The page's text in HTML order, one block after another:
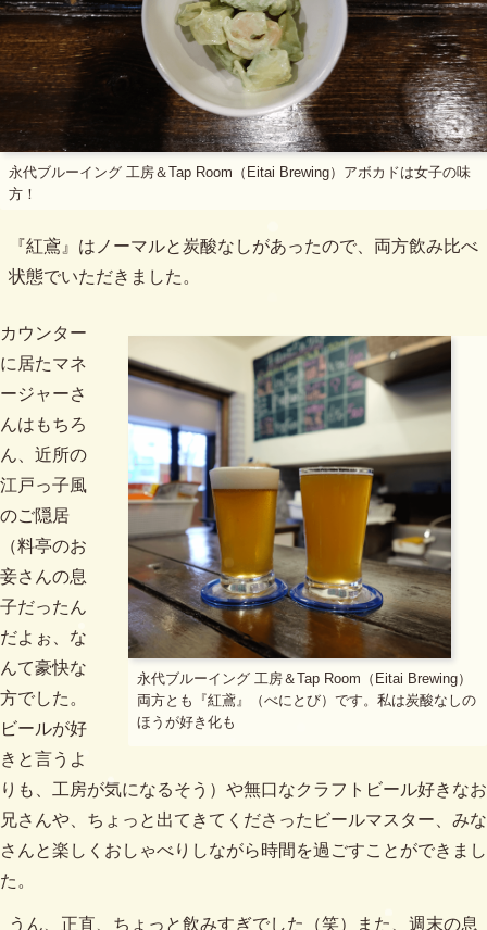
永代ブルーイング 工房＆Tap Room（Eitai Brewing）アボカドは女子の味
方！
『紅鳶』はノーマルと炭酸なしがあったので、両方飲み比べ
状態でいただきました。
永代ブルーイング 工房＆Tap Room（Eitai Brewing）
両方とも『紅鳶』（べにとび）です。私は炭酸なしの
ほうが好き化も
カウンター
に居たマネ
ージャーさ
んはもちろ
ん、近所の
江戸っ子風
のご隠居
（料亭のお
妾さんの息
子だったん
だよぉ、な
んて豪快な
方でした。
ビールが好
きと言うよ
りも、工房が気になるそう）や無口なクラフトビール好きなお
兄さんや、ちょっと出てきてくださったビールマスター、みな
さんと楽しくおしゃべりしながら時間を過ごすことができまし
た。
うん、正直、ちょっと飲みすぎでした（笑）また、週末の息